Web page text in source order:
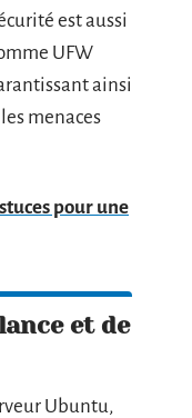
est aussi
UFW
ainsi
menaces
pour une
et de
Ubuntu,